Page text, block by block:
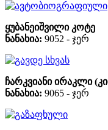
ავტობიოგრაფიული
ყუბანეიშვილი კოტე
ნანახია: 9052 - ჯერ
გავდე სხვას
ჩარკვიანი ირაკლი
ნანახია: 9065 - ჯერ
გაზაფხული